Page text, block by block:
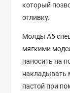
который
отливку.
Молды A5
мягкими
наносить на
накладывать
пастой при